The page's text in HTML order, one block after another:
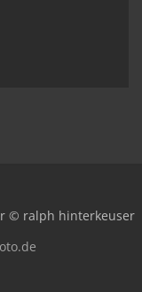
© ralph hinterkeuser